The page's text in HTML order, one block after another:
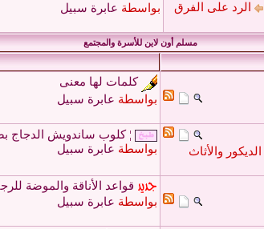
الرد على الفرق
بواسطة عابرة سبيل
مسلم أون لاين للأسرة والمجتمع
كلمات لها معنى
بواسطة عابرة سبيل
الديكور والأثاث
¦ كلوب ساندويش الدجاج
بواسطة عابرة سبيل
قواعد الأناقة والموضة
بواسطة عابرة سبيل